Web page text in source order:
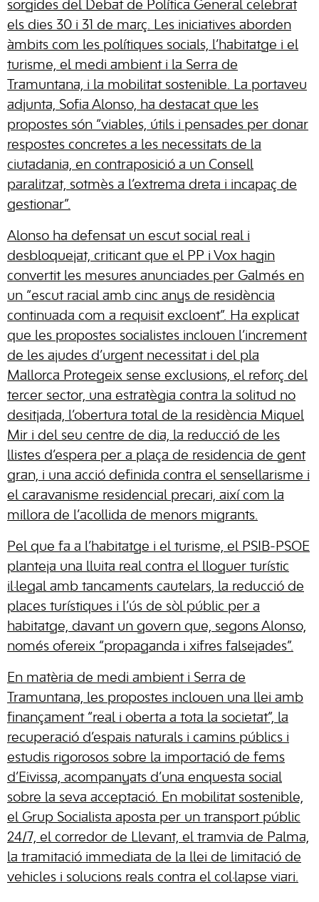
sorgides del Debat de Política General celebrat
els dies 30 i 31 de març. Les iniciatives aborden
àmbits com les polítiques socials, l’habitatge i el
turisme, el medi ambient i la Serra de
Tramuntana, i la mobilitat sostenible. La portaveu
adjunta, Sofia Alonso, ha destacat que les
propostes són “viables, útils i pensades per donar
respostes concretes a les necessitats de la
ciutadania, en contraposició a un Consell
paralitzat, sotmès a l’extrema dreta i incapaç de
gestionar”.
Alonso ha defensat un escut social real i
desbloquejat, criticant que el PP i Vox hagin
convertit les mesures anunciades per Galmés en
un “escut racial amb cinc anys de residència
continuada com a requisit excloent”. Ha explicat
que les propostes socialistes inclouen l’increment
de les ajudes d’urgent necessitat i del pla
Mallorca Protegeix sense exclusions, el reforç del
tercer sector, una estratègia contra la solitud no
desitjada, l’obertura total de la residència Miquel
Mir i del seu centre de dia, la reducció de les
llistes d’espera per a plaça de residencia de gent
gran, i una acció definida contra el sensellarisme i
el caravanisme residencial precari, així com la
millora de l’acollida de menors migrants.
Pel que fa a l’habitatge i el turisme, el PSIB-PSOE
planteja una lluita real contra el lloguer turístic
il·legal amb tancaments cautelars, la reducció de
places turístiques i l’ús de sòl públic per a
habitatge, davant un govern que, segons Alonso,
només ofereix “propaganda i xifres falsejades”.
En matèria de medi ambient i Serra de
Tramuntana, les propostes inclouen una llei amb
finançament “real i oberta a tota la societat”, la
recuperació d’espais naturals i camins públics i
estudis rigorosos sobre la importació de fems
d’Eivissa, acompanyats d’una enquesta social
sobre la seva acceptació. En mobilitat sostenible,
el Grup Socialista aposta per un transport públic
24/7, el corredor de Llevant, el tramvia de Palma,
la tramitació immediata de la llei de limitació de
vehicles i solucions reals contra el col·lapse viari.